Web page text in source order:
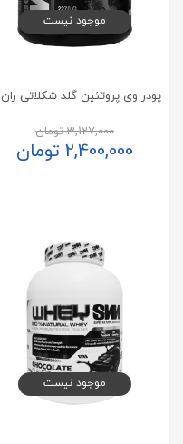
موجود نیست
3,127,000تومان
2,400,000 تومان
موجود نیست